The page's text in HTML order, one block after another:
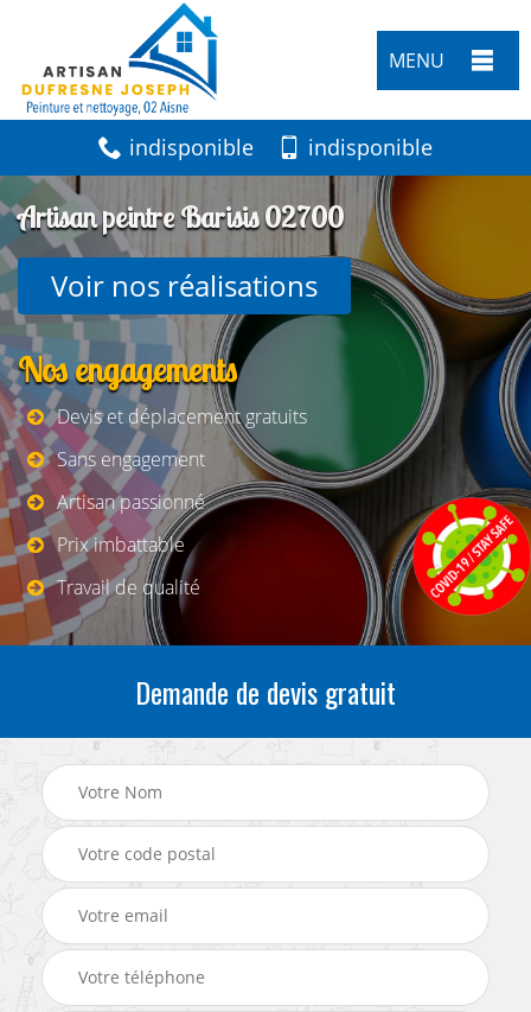
MENU
indisponible indisponible
Artisan peintre Barisis 02700
Voir nos réalisations
Nos engagements
Devis et déplacement gratuits
Sans engagement
Artisan passionné
Prix imbattable
Travail de qualité
Demande de devis gratuit